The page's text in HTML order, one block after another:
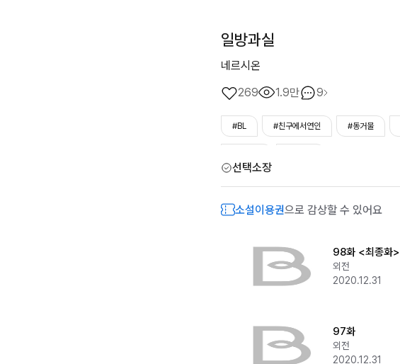
일방과실
네르시온
269
1.9만 9
#BL #친구에서연인 #동거물
선택소장
소설이용권으로 감상할 수 있어요
98화 <최종화>
외전
2020.12.31
97화
외전
2020.12.31